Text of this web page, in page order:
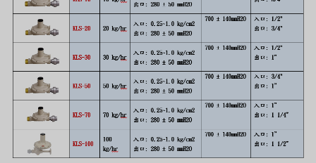
國產
EGO
KATO
LECIP
ATS